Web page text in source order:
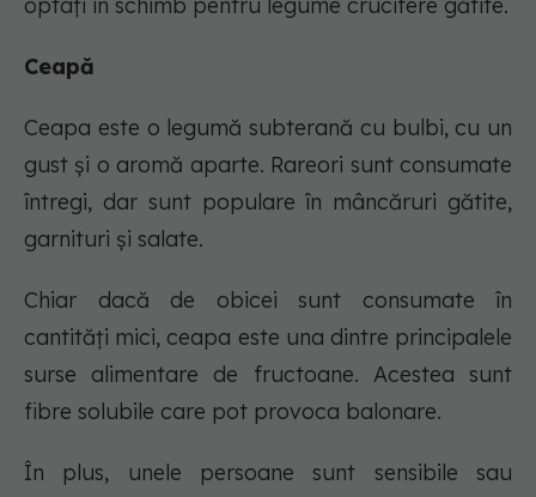
optați în schimb pentru legume crucifere gătite.
Ceapă
Ceapa este o legumă subterană cu bulbi, cu un
gust și o aromă aparte. Rareori sunt consumate
întregi, dar sunt populare în mâncăruri gătite,
garnituri și salate.
Chiar dacă de obicei sunt consumate în
cantități mici, ceapa este una dintre principalele
surse alimentare de fructoane. Acestea sunt
fibre solubile care pot provoca balonare.
În plus, unele persoane sunt sensibile sau